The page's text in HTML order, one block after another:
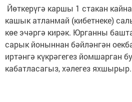
Йөткерүгә каршы 1 стакан
кашык атланмай (кибетнеке)
көе эчәргә кирәк. Юрганны
сарык йоныннан бәйләнгән
иртәнгә күкрәгегез йомшарган
кабатласагыз, хәлегез яхшырыр.